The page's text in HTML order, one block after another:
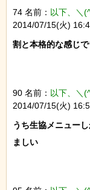
74 名前： 以下、＼
2014/07/15(火)
割と本格的な感じで
90 名前： 以下、＼
2014/07/15(火)
うち生協メニュー
ましい